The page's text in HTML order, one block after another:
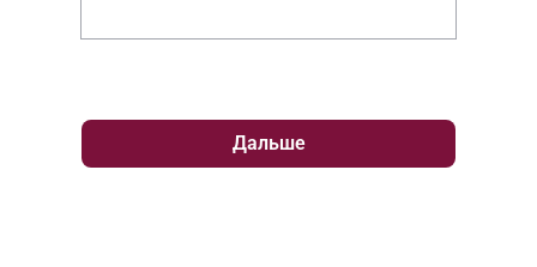
медленнодействующих
Дальше